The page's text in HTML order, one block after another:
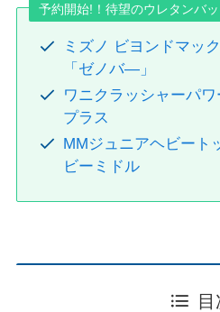
予約開始!！待望のウレタンバッ
ミズノ ビヨンドマッ
「ゼノバ―」
ワニクラッシャーパ
プラス
MMジュニアヘビート
ビーミドル
目